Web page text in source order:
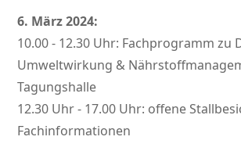
6. März 2024:
10.00 - 12.30 Uhr: Fachprogramm zu
Umweltwirkung &
Tagungshalle
12.30 Uhr - 17.00 Uhr: offene
Fachinformationen